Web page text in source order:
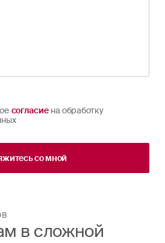
согласиена обработку
со мной
в сложной